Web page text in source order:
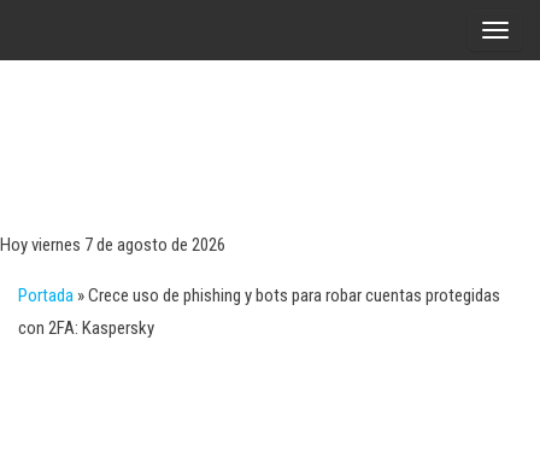
A
l
Hoy viernes 7 de agosto de 2026
Portada »Crece uso de phishing y bots para robar cuentas protegidas
con 2FA: Kaspersky